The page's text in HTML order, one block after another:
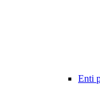
Enti